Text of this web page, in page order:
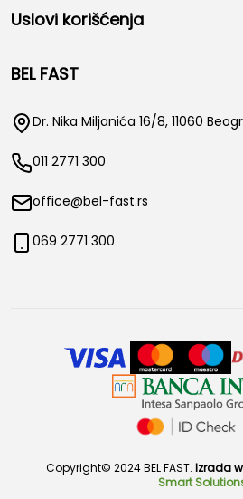
Uslovi korišćenja
BEL FAST
Dr. Nika Miljanića 16/8, 11060
011 2771 300
office@bel-fast.rs
069 2771 300
Copyright© 2024 BEL FAST. Izrada
Smart